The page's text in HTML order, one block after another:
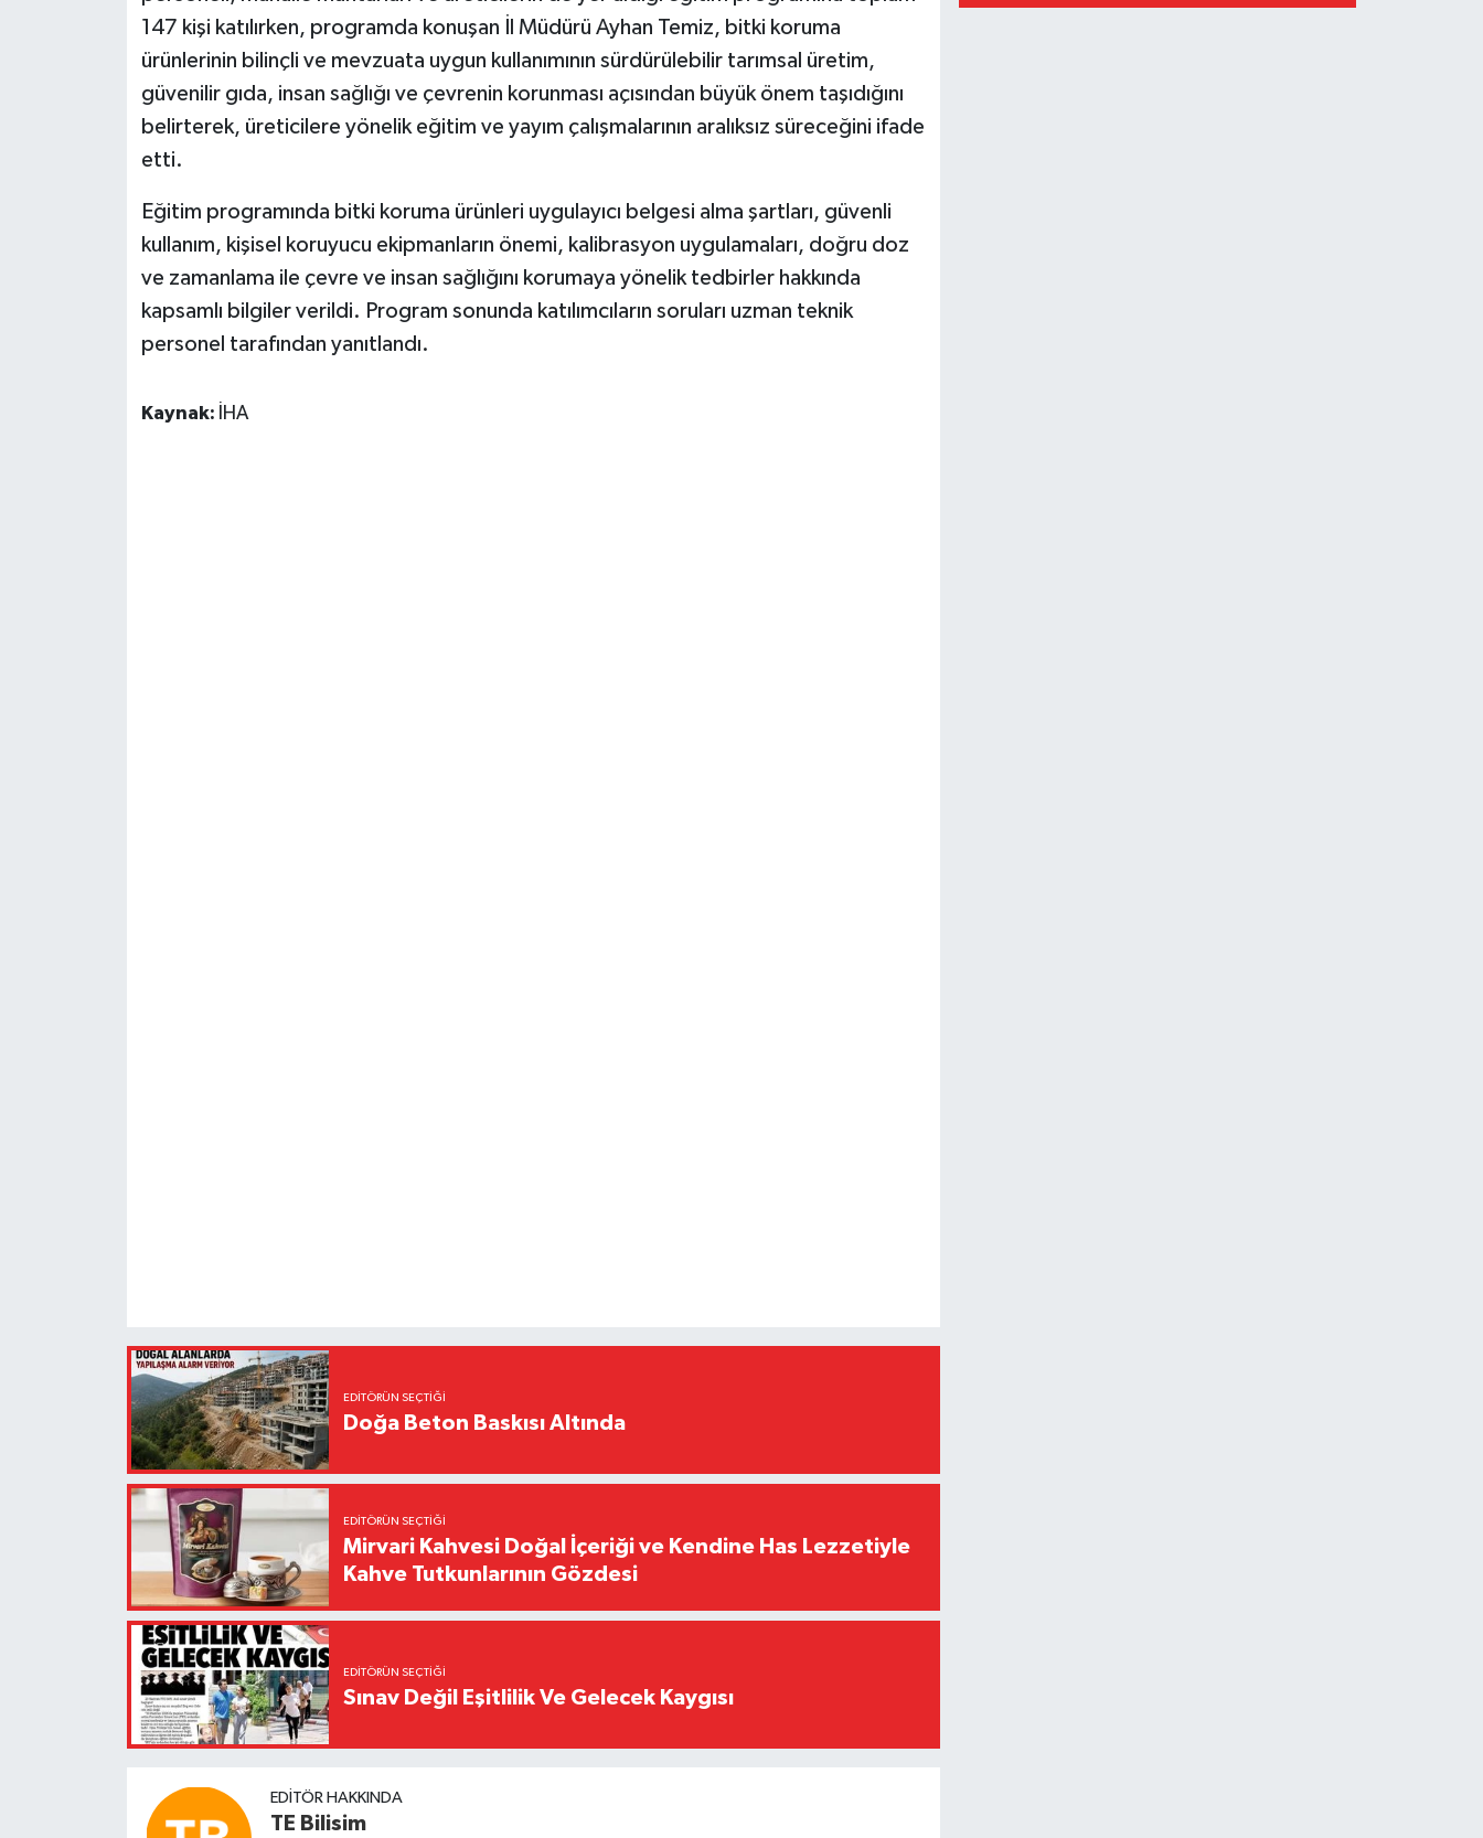
147 kişi katılırken, programda konuşan İl Müdürü Ayhan Temiz, bitki koruma
ürünlerinin bilinçli ve mevzuata uygun kullanımının sürdürülebilir tarımsal üretim,
güvenilir gıda, insan sağlığı ve çevrenin korunması açısından büyük önem taşıdığını
belirterek, üreticilere yönelik eğitim ve yayım çalışmalarının aralıksız süreceğini ifade
etti.
Eğitim programında bitki koruma ürünleri uygulayıcı belgesi alma şartları, güvenli
kullanım, kişisel koruyucu ekipmanların önemi, kalibrasyon uygulamaları, doğru doz
ve zamanlama ile çevre ve insan sağlığını korumaya yönelik tedbirler hakkında
kapsamlı bilgiler verildi. Program sonunda katılımcıların soruları uzman teknik
personel tarafından yanıtlandı.
Kaynak: İHA
EDITÖRÜN SEÇTIĞI
Doğa Beton Baskısı Altında
EDITÖRÜN SEÇTIĞI
Mirvari Kahvesi Doğal İçeriği ve Kendine Has Lezzetiyle
Kahve Tutkunlarının Gözdesi
EDITÖRÜN SEÇTIĞI
Sınav Değil Eşitlilik Ve Gelecek Kaygısı
EDITÖR HAKKINDA
TE Bilisim